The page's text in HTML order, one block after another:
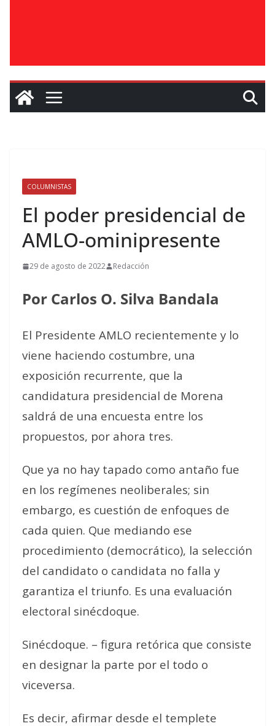
COLUMNISTAS
El poder presidencial de
AMLO-ominipresente
29 de agosto de 2022 Redacción
Por Carlos O. Silva Bandala
El Presidente AMLO recientemente y lo
viene haciendo costumbre, una
exposición recurrente, que la
candidatura presidencial de Morena
saldrá de una encuesta entre los
propuestos, por ahora tres.
Que ya no hay tapado como antaño fue
en los regímenes neoliberales; sin
embargo, es cuestión de enfoques de
cada quien. Que mediando ese
procedimiento (democrático), la selección
del candidato o candidata no falla y
garantiza el triunfo. Es una evaluación
electoral sinécdoque.
Sinécdoque. – figura retórica que consiste
en designar la parte por el todo o
viceversa.
Es decir, afirmar desde el templete